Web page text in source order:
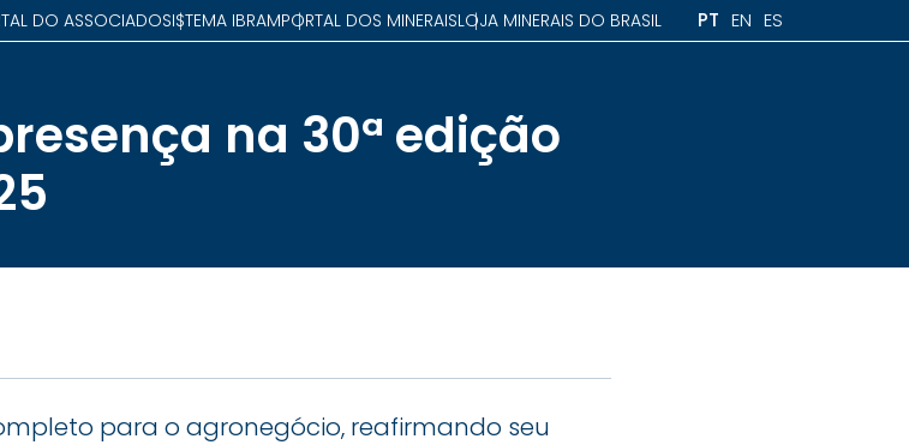
DO ASSOCIADOSISTEMA IBRAMPORTAL DOS MINERAISLOJA MINERAIS DO BRASIL PT EN ES
na 30ª edição
para o agronegócio, reafirmando seu